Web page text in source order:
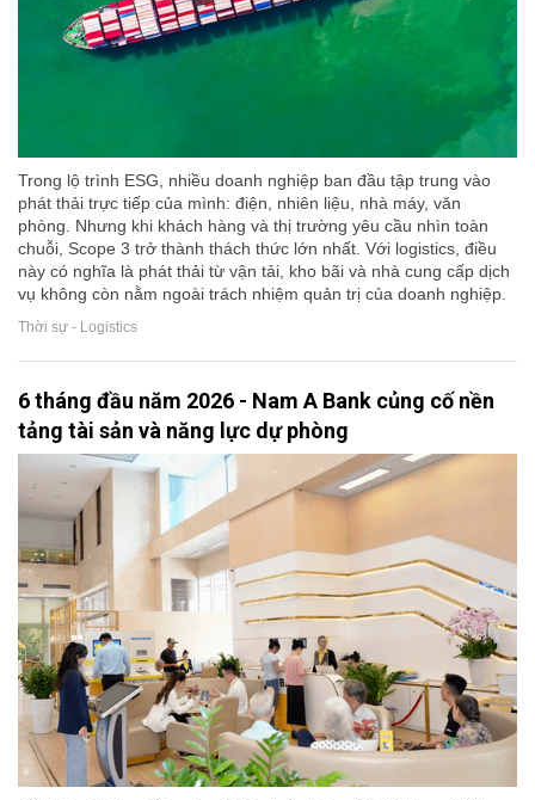
Trong lộ trình ESG, nhiều doanh nghiệp ban đầu tập trung vào
phát thải trực tiếp của mình: điện, nhiên liệu, nhà máy, văn
phòng. Nhưng khi khách hàng và thị trường yêu cầu nhìn toàn
chuỗi, Scope 3 trở thành thách thức lớn nhất. Với logistics, điều
này có nghĩa là phát thải từ vận tải, kho bãi và nhà cung cấp dịch
vụ không còn nằm ngoài trách nhiệm quản trị của doanh nghiệp.
Thời sự - Logistics
6 tháng đầu năm 2026 - Nam A Bank củng cố nền
tảng tài sản và năng lực dự phòng